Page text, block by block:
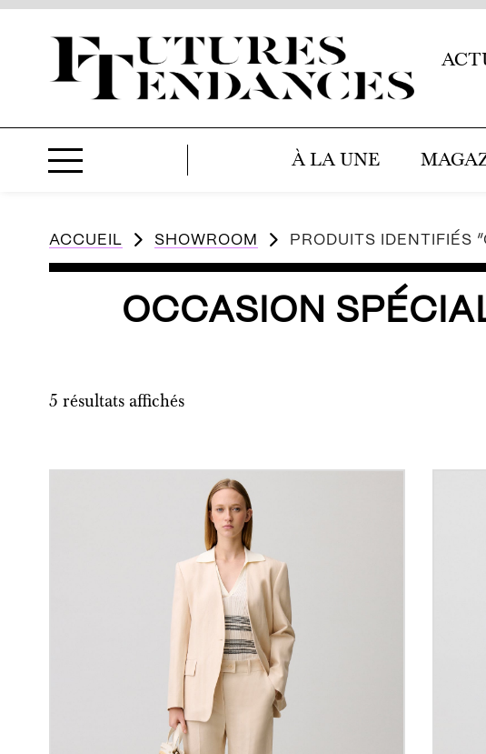
À LA UNE
ACCUEIL SHOWROOM PRODUITS IDENTIFIÉS
OCCASION
5 résultats affichés